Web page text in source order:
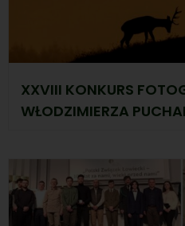
XXVIII KONKURS
WŁODZIMIERZA